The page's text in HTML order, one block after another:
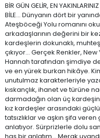
BİR GÜN GELİR, EN
BİLE... Dünyanın dört bir
Ateşböceği Yolu romanını
arkadaşlarının değerini bir
kardeşlerin dokunaklı,
çıkıyor… Gerçek Renkler,
Hannah tarafından şimdiye
ve en yürek burkan hikâye.
unutulmaz karakterleriyle
kıskançlık, ihanet ve türüne
darmadağın olan üç
kız kardeşler arasındaki
tatsızlıklar ve aşkın şifa
anlatıyor. Sürprizlerle dolu